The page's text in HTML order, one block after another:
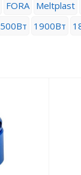
FORA Meltplast
500Вт 1900Вт